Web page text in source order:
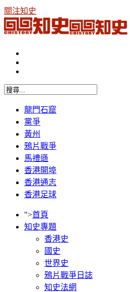
關注知史
龍門石窟
黨爭
黃州
鴉片戰爭
馬禮遜
香港開埠
香港通志
香港足球
">首頁
知史專題
香港史
國史
世界史
鴉片戰爭日誌
知史法網